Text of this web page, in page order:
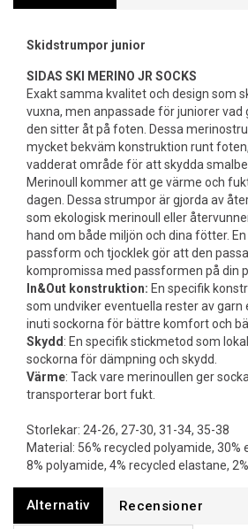
Skidstrumpor junior
SIDAS SKI MERINO JR SOCKS
Exakt samma kvalitet och design som
vuxna, men anpassade för juniorer vad
den sitter åt på foten. Dessa
mycket bekväm konstruktion runt
vadderat område för att skydda
Merinoull kommer att ge värme och
dagen. Dessa strumpor är gjorda av
som ekologisk merinoull eller
hand om både miljön och dina fötter.
passform och tjocklek gör att den
kompromissa med passformen på din
In&Out konstruktion: En specifik
som undviker eventuella rester av garn
inuti sockorna för bättre komfort och
Skydd : En specifik stickmetod som
sockorna för dämpning och skydd.
Värme: Tack vare merinoullen ger
transporterar bort fukt.
Storlekar: 24-26, 27-30, 31-34, 35-38
Material: 56% recycled polyamide, 30%
8% polyamide, 4% recycled elastane,
Alternativ Recensioner